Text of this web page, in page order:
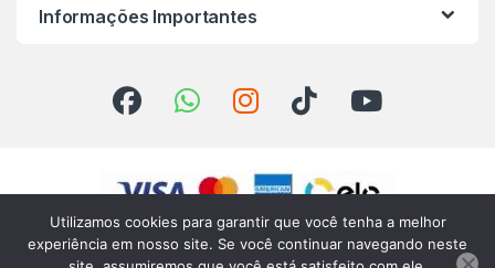
Informações Importantes
Utilizamos cookies para garantir que você tenha a melhor
experiência em nosso site. Se você continuar navegando neste